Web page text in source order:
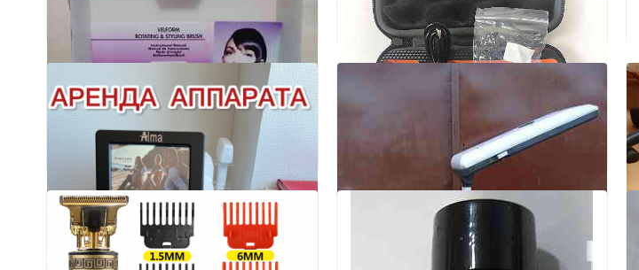
8
2
Тату машинка Ninja Pro 2
аккумуляторная